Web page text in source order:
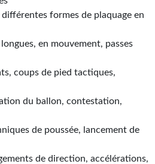
formes de plaquage en
en mouvement, passes
coups de pied tactiques,
du ballon, contestation,
de poussée, lancement de
de direction, accélérations,